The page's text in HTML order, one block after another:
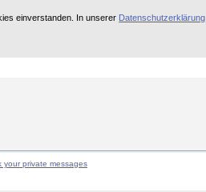
einverstanden. In unserer Datenschutzerklärung
Seite sind abgeschaltet.
your private messages